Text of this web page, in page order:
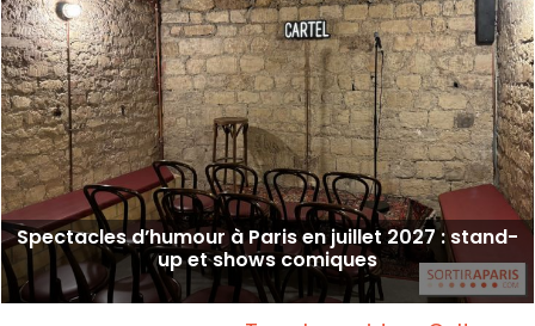
Spectacles d’humour à Paris en juillet 2027 : stand-
up et shows comiques